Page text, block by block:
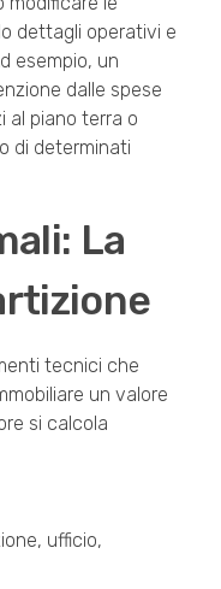
dettagli operativi e
esempio, un
dalle spese
al piano terra o
di determinati
La
tecnici che
un valore
si calcola
ufficio,